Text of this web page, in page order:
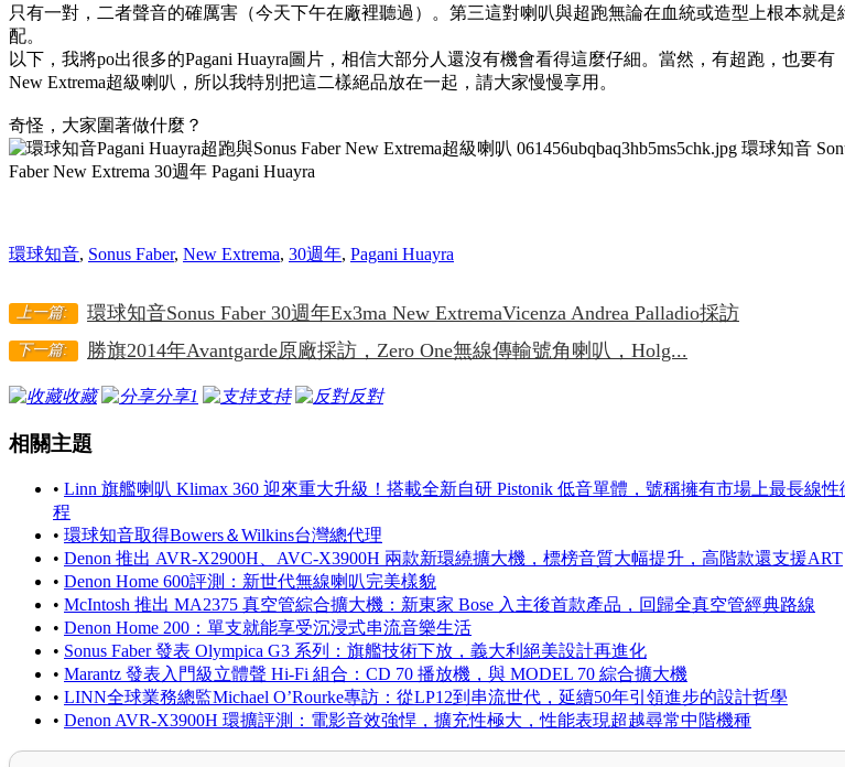
只有一對，二者聲音的確厲害（今天下午在廠裡聽過）。第三這對喇叭與超跑無論在血統或造型上根本就是
配。
以下，我將po出很多的Pagani Huayra圖片，相信大部分人還沒有機會看得這麼仔細。當然，有超跑，也要有
New Extrema超級喇叭，所以我特別把這二樣絕品放在一起，請大家慢慢享用。
奇怪，大家圍著做什麼？
環球知音, Sonus Faber, New Extrema, 30週年, Pagani Huayra
上一篇: 環球知音Sonus Faber 30週年Ex3ma New ExtremaVicenza Andrea Palladio採訪
下一篇: 勝旗2014年Avantgarde原廠採訪，Zero One無線傳輸號角喇叭，Holg...
收藏 分享1 支持 反對
相關主題
• Linn 旗艦喇叭 Klimax 360 迎來重大升級！搭載全新自研 Pistonik 低音單體，號稱擁有市場上最長線性
程
• 環球知音取得Bowers＆Wilkins台灣總代理
• Denon 推出 AVR-X2900H、AVC-X3900H 兩款新環繞擴大機，標榜音質大幅提升，高階款還支援ART
• Denon Home 600評測：新世代無線喇叭完美樣貌
• McIntosh 推出 MA2375 真空管綜合擴大機：新東家 Bose 入主後首款產品，回歸全真空管經典路線
• Denon Home 200：單支就能享受沉浸式串流音樂生活
• Sonus Faber 發表 Olympica G3 系列：旗艦技術下放，義大利絕美設計再進化
• Marantz 發表入門級立體聲 Hi-Fi 組合：CD 70 播放機，與 MODEL 70 綜合擴大機
• LINN全球業務總監Michael O’Rourke專訪：從LP12到串流世代，延續50年引領進步的設計哲學
• Denon AVR-X3900H 環擴評測：電影音效強悍，擴充性極大，性能表現超越尋常中階機種